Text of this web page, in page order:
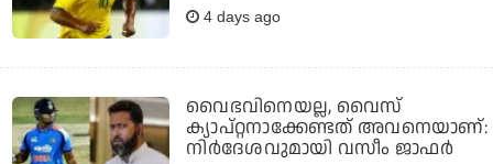
4 days ago
വൈഭവിനെയല്ല, വൈസ്
ക്യാപ്റ്റനാക്കേണ്ടത് അവനെയാണ്:
നിര്‍ദേശവുമായി വസീം ജാഫര്‍